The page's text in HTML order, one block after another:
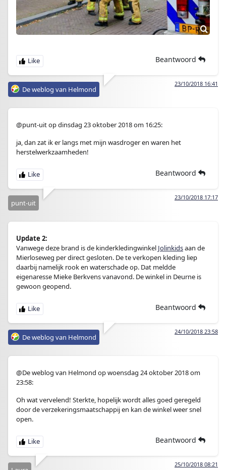
Beantwoord
23/10/2018 16:41
De weblog van Helmond
@punt-uit op dinsdag 23 oktober 2018 om 16:25:
ja, dan zat ik er langs met mijn wasdroger en waren het
herstelwerkzaamheden!
Beantwoord
23/10/2018 17:17
punt-uit
Update 2:
Vanwege deze brand is de kinderkledingwinkel Jolinkidsaan de
Mierloseweg per direct gesloten. De te verkopen kleding liep
daarbij namelijk rook en waterschade op. Dat meldde
eigenaresse Mieke Berkvens vanavond. De winkel in Deurne is
gewoon geopend.
Beantwoord
24/10/2018 23:58
De weblog van Helmond
@De weblog van Helmond op woensdag 24 oktober 2018 om
23:58:
Oh wat vervelend! Sterkte, hopelijk wordt alles goed geregeld
door de verzekeringsmaatschappij en kan de winkel weer snel
open.
Beantwoord
25/10/2018 08:21